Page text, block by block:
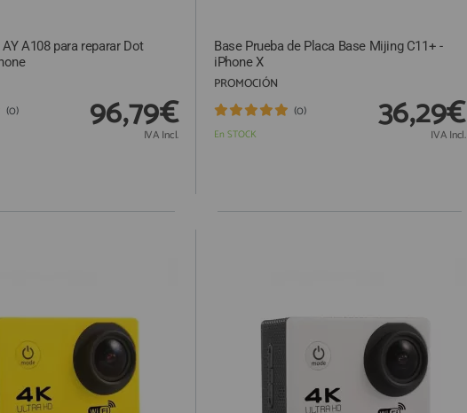
A108 para reparar Dot
(0) 96,79€
IVA Incl.
Base Prueba de Placa Base Mijing C11+ -
iPhone X
PROMOCIÓN
En STOCK
(0) 36,29€
IVA Incl.